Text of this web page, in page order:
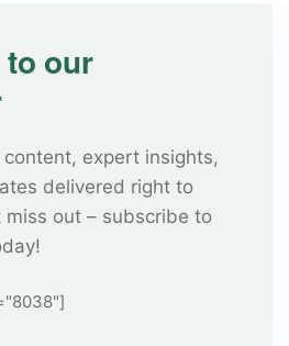
our
expert insights,
delivered right to
miss out – subscribe to